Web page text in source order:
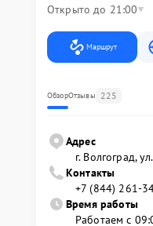
Открыто до 21:00
Маршрут
ОбзорОтзывы 225
Адрес
г. Волгоград,
Контакты
+7 (844) 261-
Время работы
Работаем с